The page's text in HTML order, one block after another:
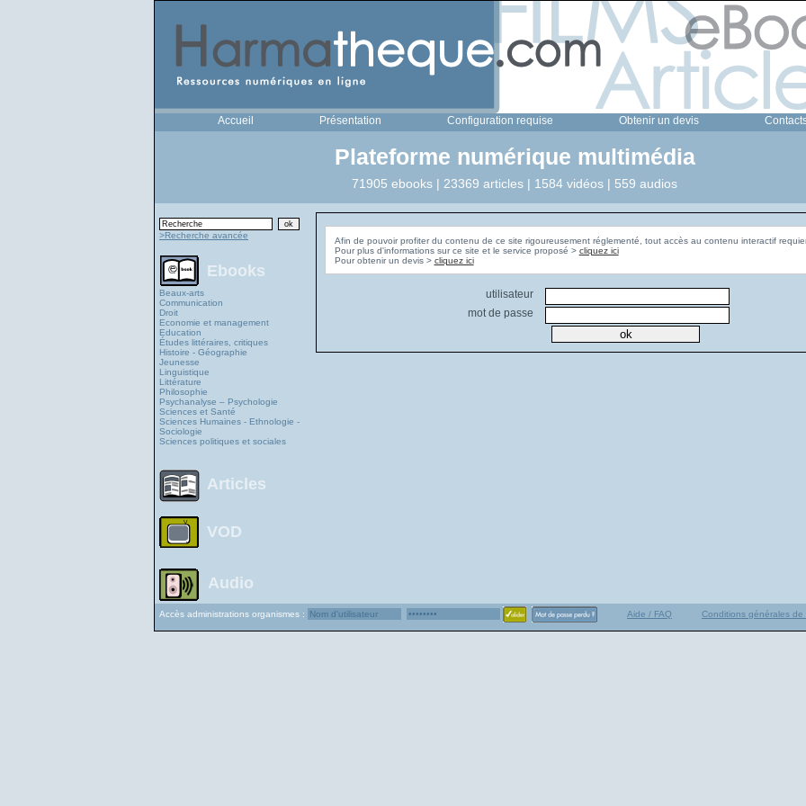
Accueil Présentation Configuration requise Obtenir un devis
Plateforme numérique multimédia
71905 ebooks | 23369 articles | 1584 vidéos | 559 audios
>Recherche avancée
Ebooks
Beaux-arts
Communication
Droit
Economie et management
Education
Études littéraires, critiques
Histoire - Géographie
Jeunesse
Linguistique
Littérature
Philosophie
Psychanalyse – Psychologie
Sciences et Santé
Sciences Humaines - Ethnologie -
Sociologie
Sciences politiques et sociales
Articles
VOD
Audio
Afin de pouvoir profiter du contenu de ce site rigoureusement réglementé, tout accès au contenu interactif
Pour plus d'informations sur ce site et le service proposé > cliquez ici
Pour obtenir un devis > cliquez ici
utilisateur
mot de passe
Accès administrations organismes : Aide / FAQ Conditions générales de